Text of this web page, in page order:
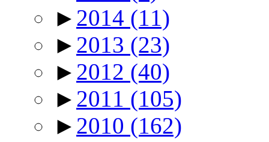
► 2014 (11)
► 2013 (23)
► 2012 (40)
► 2011 (105)
► 2010 (162)